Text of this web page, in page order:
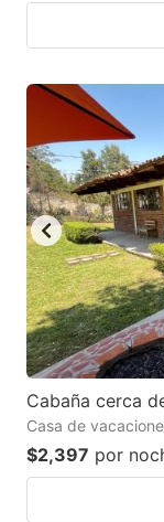
Cabaña cerca
Casa de
$2,397 por